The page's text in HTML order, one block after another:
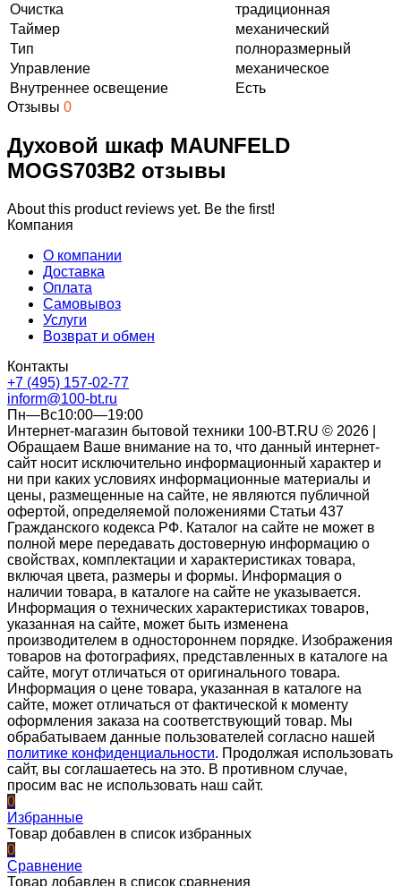
Очистка
традиционная
Таймер
механический
Тип
полноразмерный
Управление
механическое
Внутреннее освещение
Есть
Отзывы 0
Духовой шкаф MAUNFELD
MOGS703B2 отзывы
About this product reviews yet. Be the first!
Компания
О компании
Доставка
Оплата
Самовывоз
Услуги
Возврат и обмен
Контакты
+7 (495) 157-02-77
inform@100-bt.ru
Пн—Вс10:00—19:00
Интернет-магазин бытовой техники 100-BT.RU © 2026 |
Обращаем Ваше внимание на то, что данный интернет-
сайт носит исключительно информационный характер и
ни при каких условиях информационные материалы и
цены, размещенные на сайте, не являются публичной
офертой, определяемой положениями Статьи 437
Гражданского кодекса РФ. Каталог на сайте не может в
полной мере передавать достоверную информацию о
свойствах, комплектации и характеристиках товара,
включая цвета, размеры и формы. Информация о
наличии товара, в каталоге на сайте не указывается.
Информация о технических характеристиках товаров,
указанная на сайте, может быть изменена
производителем в одностороннем порядке. Изображения
товаров на фотографиях, представленных в каталоге на
сайте, могут отличаться от оригинального товара.
Информация о цене товара, указанная в каталоге на
сайте, может отличаться от фактической к моменту
оформления заказа на соответствующий товар. Мы
обрабатываем данные пользователей согласно нашей
политике конфиденциальности. Продолжая использовать
сайт, вы соглашаетесь на это. В противном случае,
просим вас не использовать наш сайт.
0
Избранные
Товар добавлен в список избранных
0
Сравнение
Товар добавлен в список сравнения